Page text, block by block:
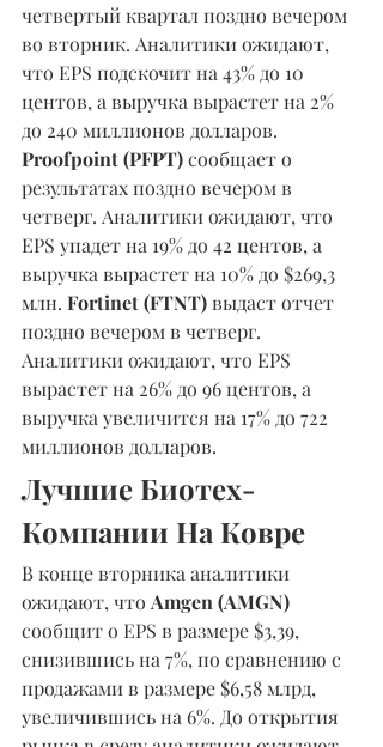
четвертый квартал поздно вечером
во вторник. Аналитики ожидают,
что EPS подскочит на 43% до 10
центов, а выручка вырастет на 2%
до 240 миллионов долларов.
Proofpoint (PFPT) сообщает о
результатах поздно вечером в
четверг. Аналитики ожидают, что
EPS упадет на 19% до 42 центов, а
выручка вырастет на 10% до $269,3
млн. Fortinet (FTNT) выдаст отчет
поздно вечером в четверг.
Аналитики ожидают, что EPS
вырастет на 26% до 96 центов, а
выручка увеличится на 17% до 722
миллионов долларов.
Лучшие Биотех-
Компании На Ковре
В конце вторника аналитики
ожидают, что Amgen (AMGN)
сообщит о EPS в размере $3,39,
снизившись на 7%, по сравнению с
продажами в размере $6,58 млрд,
увеличившись на 6%. До открытия